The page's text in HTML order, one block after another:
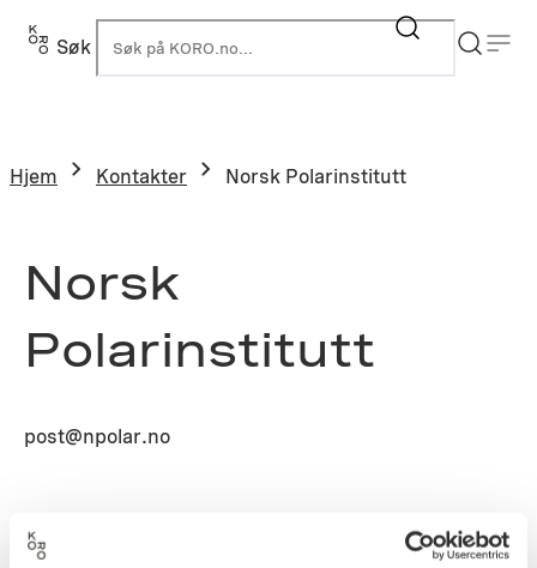
Søk
Hjem Kontakter Norsk Polarinstitutt
Norsk
Polarinstitutt
post@npolar.no
Ålesund, Sverdrupstasjonen